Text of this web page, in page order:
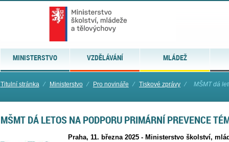
MINISTERSTVO VZDĚLÁVÁNÍ MLÁDEŽ
Titulní stránka ⁄ Ministerstvo ⁄ Pro novináře ⁄ Tiskové zprávy ⁄ MŠMT dá
MŠMT DÁ LETOS NA PODPORU PRIMÁRNÍ PREVENCE
Praha, 11. března 2025 - Ministerstvo školství,